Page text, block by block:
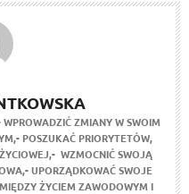
WPROWADZIĆ ZMIANY W SWOIM
- POSZUKAĆ PRIORYTETÓW,
- WZMOCNIĆ SWOJĄ
- UPORZĄDKOWAĆ SWOJE
ŻYCIEM ZAWODOWYM I